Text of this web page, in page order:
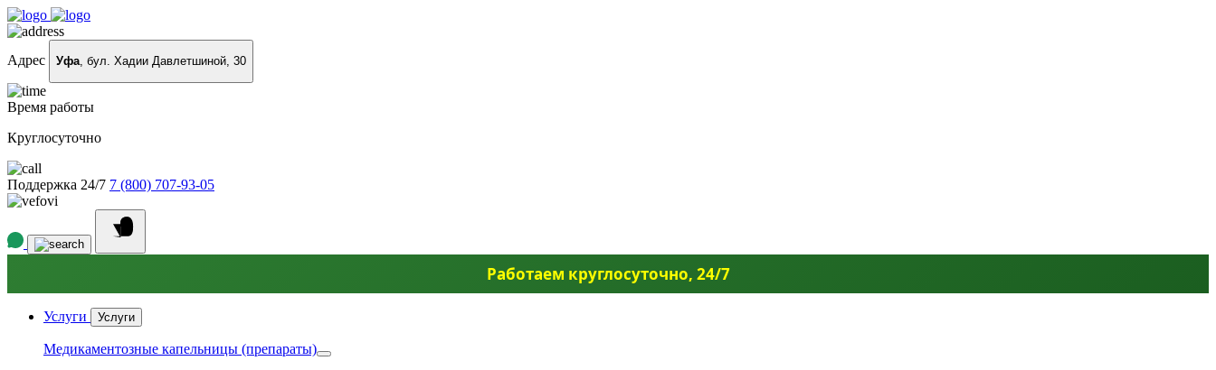
Адрес Уфа, бул. Хадии Давлетшиной, 30
Время работы
Круглосуточно
Поддержка 24/7 7 (800) 707-93-05
Работаем круглосуточно, 24/7
Услуги Услуги
Медикаментозные капельницы (препараты)